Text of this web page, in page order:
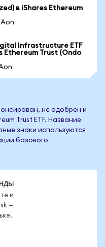
в iShares Ethereum
Infrastructure ETF
Ethereum Trust (Ondo
не одобрен и
Trust ETF. Название
знаки используются
базового
и
—